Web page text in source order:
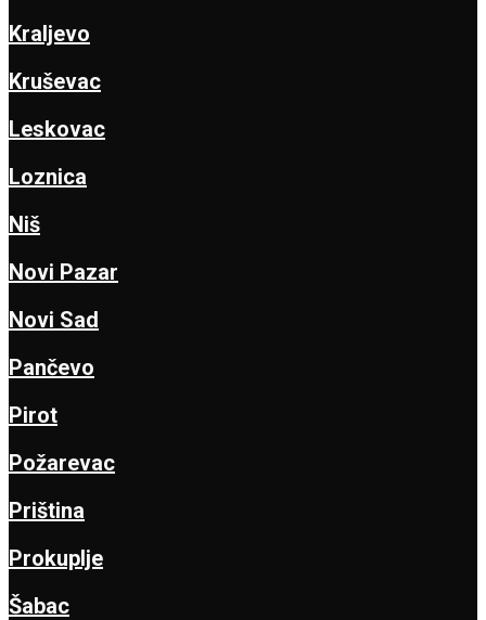
Kraljevo
Kruševac
Leskovac
Loznica
Niš
Novi Pazar
Novi Sad
Pančevo
Pirot
Požarevac
Priština
Prokuplje
Šabac